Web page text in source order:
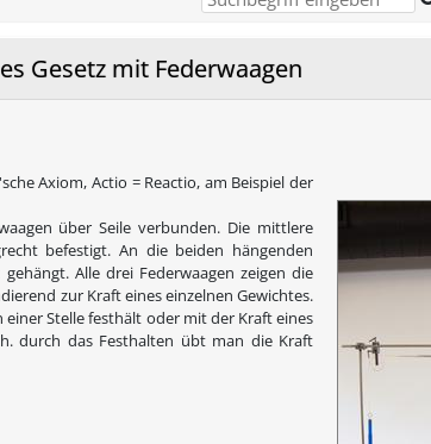
Gesetz mit Federwaagen
Axiom, Actio = Reactio, am Beispiel der
über Seile verbunden. Die mittlere
befestigt. An die beiden hängenden
Alle drei Federwaagen zeigen die
zur Kraft eines einzelnen Gewichtes.
einer Stelle festhält oder mit der Kraft eines
durch das Festhalten übt man die Kraft